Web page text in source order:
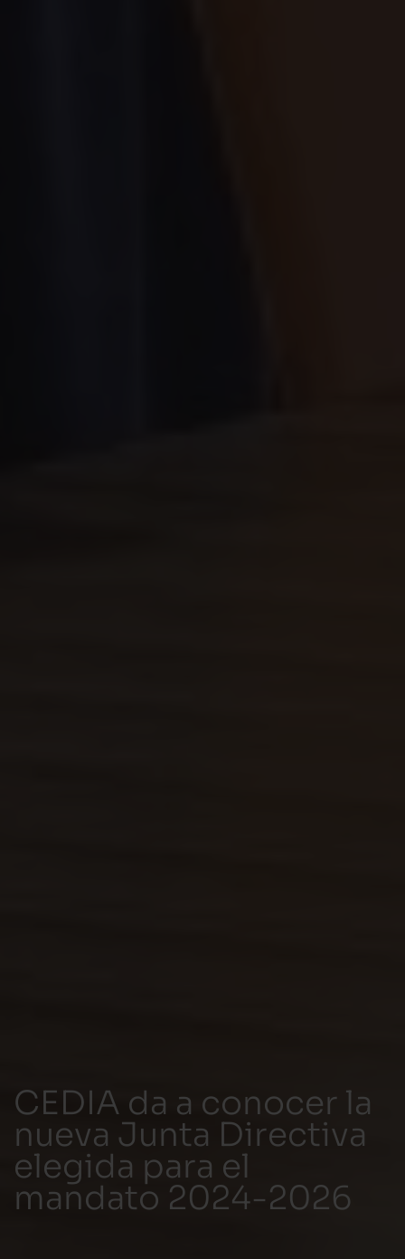
CEDIA da a conocer la
nueva Junta Directiva
elegida para el
mandato 2024-2026